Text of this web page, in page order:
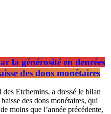
la générosité en denrées
des dons monétaires
Etchemins, a dressé le bilan
des dons monétaires, qui
moins que l’année précédente,